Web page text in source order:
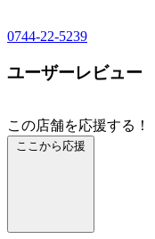
0744-22-5239
ユーザーレビュー
この店舗を応援する！
ここから応援